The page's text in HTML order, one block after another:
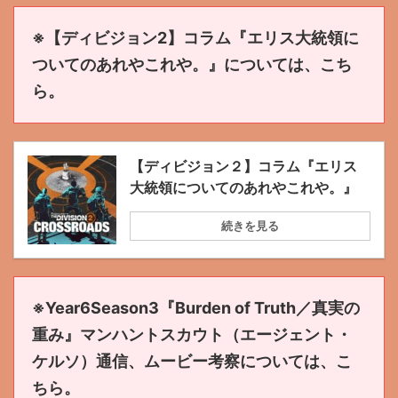
※【ディビジョン2】コラム『エリス大統領に
ついてのあれやこれや。』については、こち
ら。
【ディビジョン２】コラム『エリス
大統領についてのあれやこれや。』
続きを見る
※Year6Season3『Burden of Truth／真実の
重み』マンハントスカウト（エージェント・
ケルソ）通信、ムービー考察については、こ
ちら。